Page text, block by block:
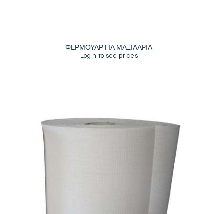
ΦΕΡΜΟΥΑΡ ΓΙΑ ΜΑΞΙΛΑΡΙΑ
Login to see prices